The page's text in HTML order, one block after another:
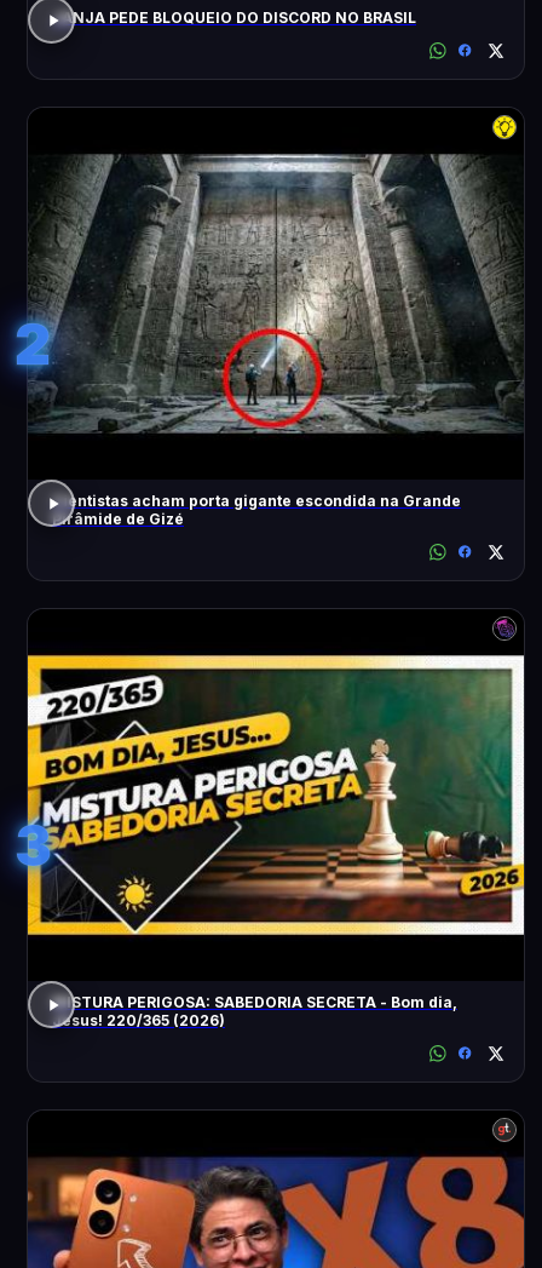
JANJA PEDE BLOQUEIO DO DISCORD NO BRASIL
2
Cientistas acham porta gigante escondida na Grande
Pirâmide de Gizé
3
MISTURA PERIGOSA: SABEDORIA SECRETA - Bom dia,
Jesus! 220/365 (2026)